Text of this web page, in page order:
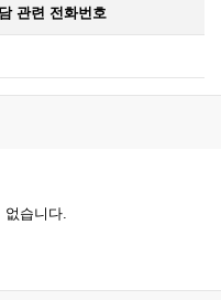
관련 전화번호
습니다.